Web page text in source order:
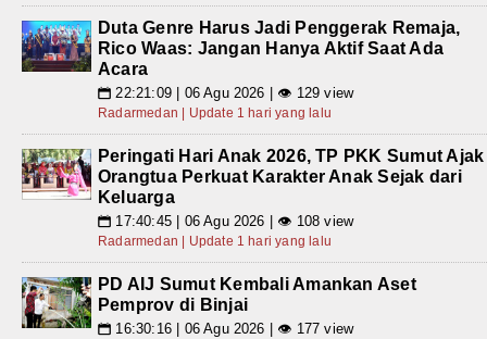
Duta Genre Harus Jadi Penggerak Remaja,
Rico Waas: Jangan Hanya Aktif Saat Ada
Acara
📅 22:21:09 | 06 Agu 2026 | 👁 129 view
Radarmedan | Update 1 hari yang lalu
Peringati Hari Anak 2026, TP PKK Sumut Ajak
Orangtua Perkuat Karakter Anak Sejak dari
Keluarga
📅 17:40:45 | 06 Agu 2026 | 👁 108 view
Radarmedan | Update 1 hari yang lalu
PD AIJ Sumut Kembali Amankan Aset
Pemprov di Binjai
📅 16:30:16 | 06 Agu 2026 | 👁 177 view